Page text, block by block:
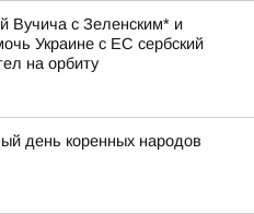
Вучича с Зеленским* и
Украине с ЕС сербский
на орбиту
день коренных народов